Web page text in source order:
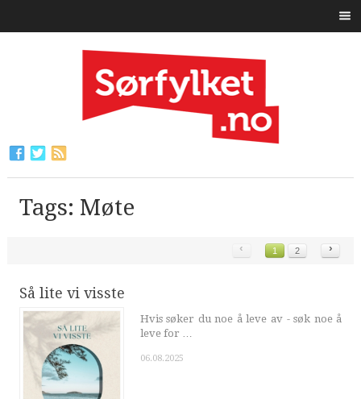
Tags: Møte
‹ 1 2 ›
Så lite vi visste
Hvis søker du noe å leve av - søk noe å
leve for …
06.08.2025